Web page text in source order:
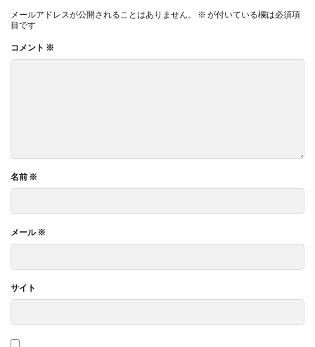
メールアドレスが公開されることはありません。 ※ が付いている欄は必須項
目です
コメント ※
名前 ※
メール※
サイト